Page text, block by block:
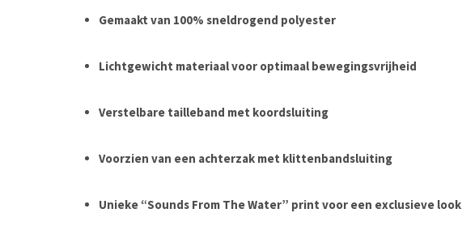
Gemaakt van 100% sneldrogend polyester
Lichtgewicht materiaal voor optimaal bewegingsvrijheid
Verstelbare tailleband met koordsluiting
Voorzien van een achterzak met klittenbandsluiting
Unieke “Sounds From The Water” print voor een exclusieve look